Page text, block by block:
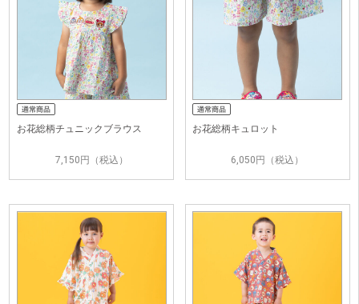
お花総柄チュニックブラウス
7,150円（税込）
お花総柄キュロット
6,050円（税込）